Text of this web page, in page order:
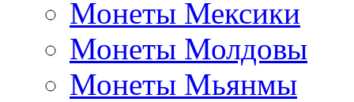
Монеты Мексики
Монеты Молдовы
Монеты Мьянмы